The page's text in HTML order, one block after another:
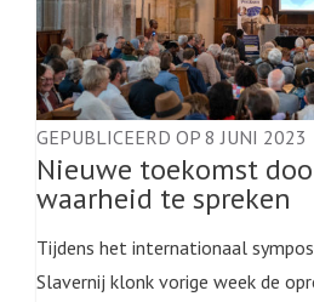
GEPUBLICEERD OP 8 JUNI 2023
Nieuwe toekomst
waarheid te spreken
Tijdens het internationaal
Slavernij klonk vorige week de